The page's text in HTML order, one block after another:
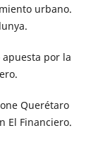
urbano.
apuesta por la
Querétaro
El Financiero.